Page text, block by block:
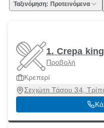
Ταξινόμηση: Προτεινόμενα
1. Crepa king
Προβολή
Κρεπερί
Σεχιώτη Τάσου 34,